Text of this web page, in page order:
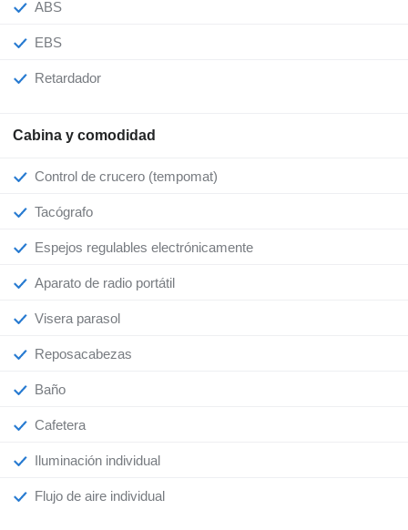
ABS
EBS
Retardador
Cabina y comodidad
Control de crucero (tempomat)
Tacógrafo
Espejos regulables electrónicamente
Aparato de radio portátil
Visera parasol
Reposacabezas
Baño
Cafetera
Iluminación individual
Flujo de aire individual